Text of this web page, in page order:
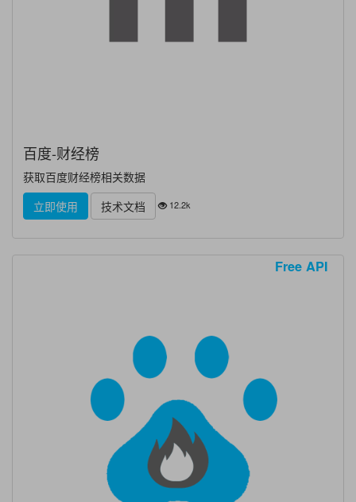
百度-财经榜
获取百度财经榜相关数据
立即使用
技术文档 12.2k
Free API